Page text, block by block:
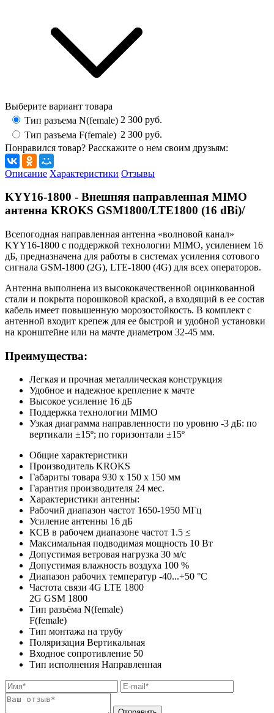
Выберите вариант товара
Тип разъема N(female) 2 300 руб.
Тип разъема F(female) 2 300 руб.
Понравился товар? Расскажите о нем своим друзьям:
Описание Характеристики Отзывы
KYY16-1800 - Внешняя направленная MIMO
антенна KROKS GSM1800/LTE1800 (16 dBi)/
Всепогодная направленная антенна «волновой канал»
KYY16-1800 с поддержкой технологии MIMO, усилением 16
дБ, предназначена для работы в системах усиления сотового
сигнала GSM-1800 (2G), LTE-1800 (4G) для всех операторов.
Антенна выполнена из высококачественной оцинкованной
стали и покрыта порошковой краской, а входящий в ее состав
кабель имеет повышенную морозостойкость. В комплект с
антенной входит крепеж для ее быстрой и удобной установки
на кронштейне или на мачте диаметром 32-45 мм.
Преимущества:
Легкая и прочная металлическая конструкция
Удобное и надежное крепление к мачте
Высокое усиление 16 дБ
Поддержка технологии MIMO
Узкая диаграмма направленности по уровню -3 дБ: по
вертикали ±15º; по горизонтали ±15º
Общие характеристики
Производитель KROKS
Габариты товара 930 x 150 x 150 мм
Гарантия производителя 24 мес.
Характеристики антенны:
Рабочий диапазон частот 1650-1950 МГц
Усиление антенны 16 дБ
КСВ в рабочем диапазоне частот 1.5 ≤
Максимальная подводимая мощность 10 Вт
Допустимая ветровая нагрузка 30 м/с
Допустимая влажность воздуха 100 %
Диапазон рабочих температур -40...+50 °C
Частота связи 4G LTE 1800
2G GSM 1800
Тип разъёма N(female)
F(female)
Тип монтажа на трубу
Поляризация Вертикальная
Входное сопротивление 50
Тип исполнения Направленная